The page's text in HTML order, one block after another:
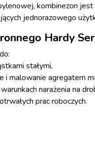
kombinezon
jednorazowego
Hardy
stałymi,
i malowanie agregatem
narażenia na
prac roboczych.